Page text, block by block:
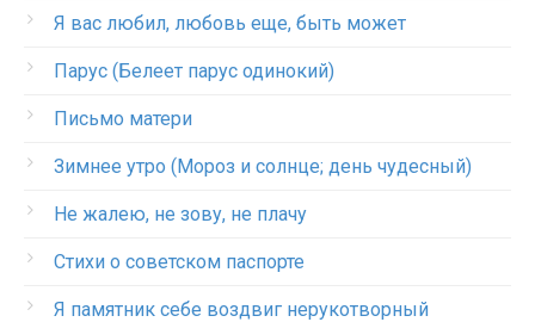
Я вас любил, любовь еще, быть может
Парус (Белеет парус одинокий)
Письмо матери
Зимнее утро (Мороз и солнце; день чудесный)
Не жалею, не зову, не плачу
Стихи о советском паспорте
Я памятник себе воздвиг нерукотворный